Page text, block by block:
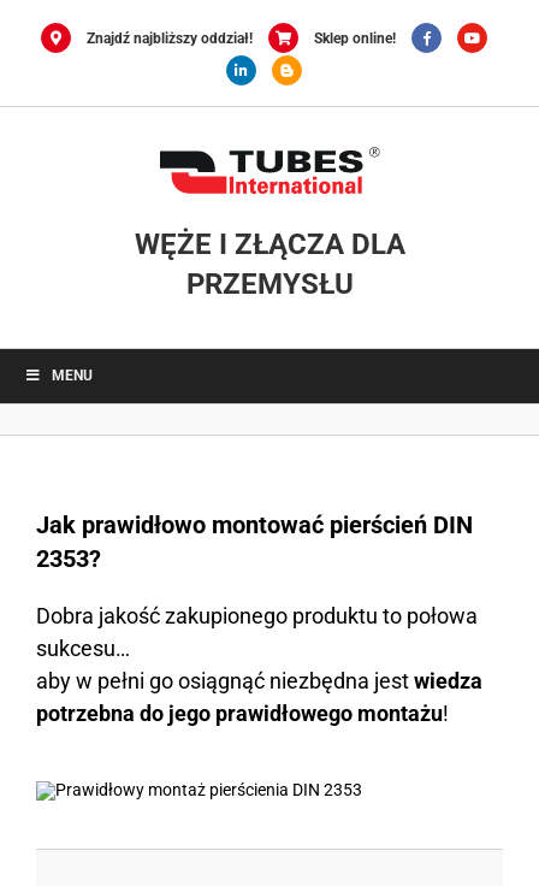
Znajdź najbliższy oddział! Sklep online!
WĘŻE I ZŁĄCZA DLA
PRZEMYSŁU
MENU
Jak prawidłowo montować pierścień DIN
2353?
Dobra jakość zakupionego produktu to połowa
sukcesu…
aby w pełni go osiągnąć niezbędna jestwiedza
potrzebna do jego prawidłowego montażu!